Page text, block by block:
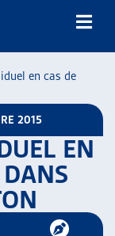
en cas de
2015
EN